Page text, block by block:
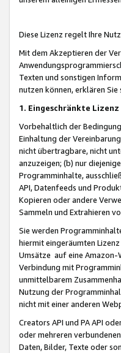
Diese Lizenz regelt Ihre
Mit dem Akzeptieren der
Texten und sonstigen
nutzen können, erklären Sie
1. Eingeschränkte
Vorbehaltlich der
Einhaltung der
nicht übertragbare, nicht
anzuzeigen; (b) nur
Programminhalte,
API, Datenfeeds und
Kopieren oder andere
Sammeln und Extrahieren
Sie werden
hiermit eingeräumten
Umsätze auf eine Amazon-
Verbindung mit
unmittelbarem
Nutzung der
nicht mit einer anderen
Creators API und PA API
oder mehreren
Daten, Bilder, Texte oder